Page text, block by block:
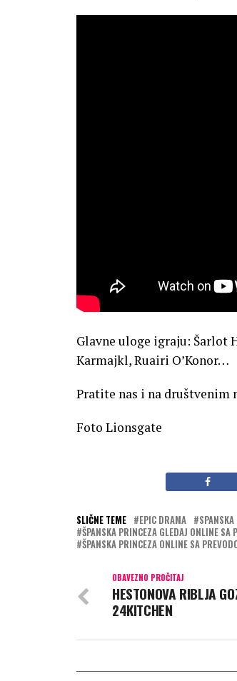
Glavne uloge igraju: Šarlot
Karmajkl, Ruairi O’Konor…
Pratite nas i na društvenim
Foto Lionsgate
SLIČNE TEME EPIC DRAMA
ŠPANSKA PRINCEZA GLEDAJ ONLINE SA
ŠPANSKA PRINCEZA ONLINE SA
OBAVEZNO PROČITAJ
HESTONOVA RIBLJA
24KITCHEN